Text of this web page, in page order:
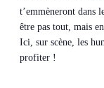
t’emmèneront dans
être pas tout, mais
Ici, sur scène, les
profiter !